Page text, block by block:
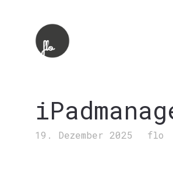
19. Dezember 2025 flo